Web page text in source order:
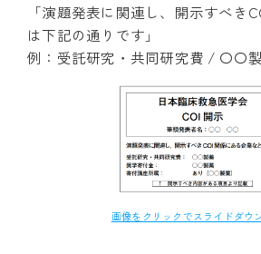
「演題発表に関連し、開示すべき
は下記の通りです」
例：受託研究・共同研究費 / 〇〇
画像をクリックでスライドダウ